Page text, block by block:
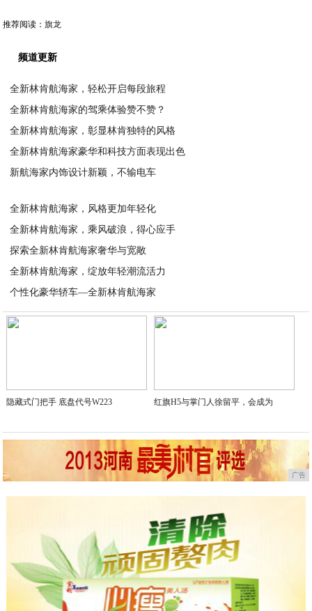
推荐阅读：旗龙
频道更新
全新林肯航海家，轻松开启每段旅程
全新林肯航海家的驾乘体验赞不赞？
全新林肯航海家，彰显林肯独特的风格
全新林肯航海家豪华和科技方面表现出色
新航海家内饰设计新颖，不输电车
全新林肯航海家，风格更加年轻化
全新林肯航海家，乘风破浪，得心应手
探索全新林肯航海家奢华与宽敞
全新林肯航海家，绽放年轻潮流活力
个性化豪华轿车—全新林肯航海家
2023-06-12
隐藏式门把手 底盘代号W223 红旗H5与掌门人徐留平，会成为
广告